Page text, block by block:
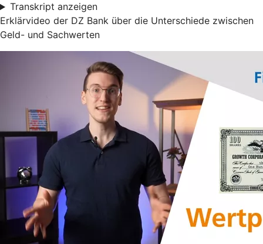
Transkript anzeigen
Erklärvideo der DZ Bank über die Unterschiede zwischen
Geld- und Sachwerten